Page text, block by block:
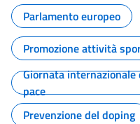
Parlamento europeo
Promozione attività
Giornata
pace
Prevenzione del doping